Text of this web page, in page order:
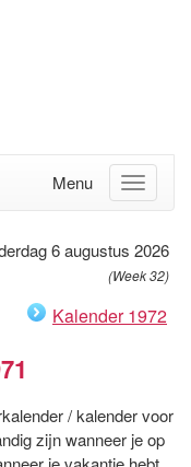
Menu
6 augustus 2026
(Week 32)
Kalender 1972
/ kalender voor
zijn wanneer je op